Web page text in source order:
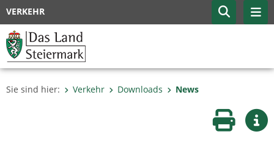
VERKEHR
Sie sind hier: Verkehr Downloads News
Seite